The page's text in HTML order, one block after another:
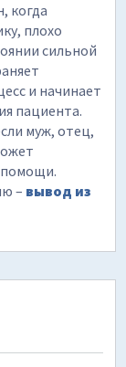
когда
плохо
сильной
и начинает
пациента.
муж, отец,
помощи.
– вывод из